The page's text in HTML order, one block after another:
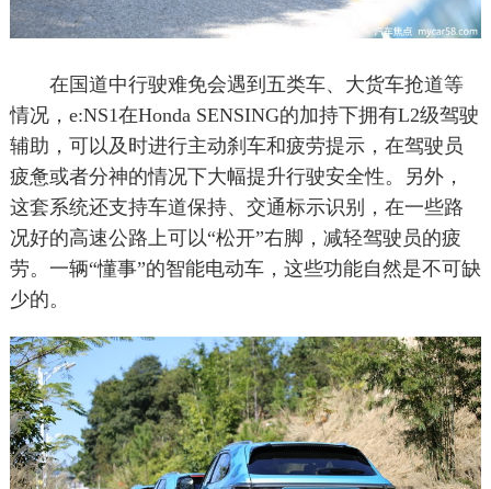
在国道中行驶难免会遇到五类车、大货车抢道等
情况，e:NS1在Honda SENSING的加持下拥有L2级驾驶
辅助，可以及时进行主动刹车和疲劳提示，在驾驶员
疲惫或者分神的情况下大幅提升行驶安全性。另外，
这套系统还支持车道保持、交通标示识别，在一些路
况好的高速公路上可以“松开”右脚，减轻驾驶员的疲
劳。一辆“懂事”的智能电动车，这些功能自然是不可缺
少的。